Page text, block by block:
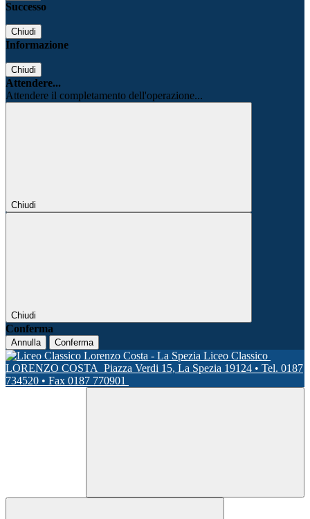
Successo
Chiudi
Informazione
Chiudi
Attendere...
Attendere il completamento dell'operazione...
Chiudi
Chiudi
Conferma
Annulla Conferma
Liceo Classico
LORENZO COSTA Piazza Verdi 15, La Spezia 19124 • Tel. 0187
734520 • Fax 0187 770901